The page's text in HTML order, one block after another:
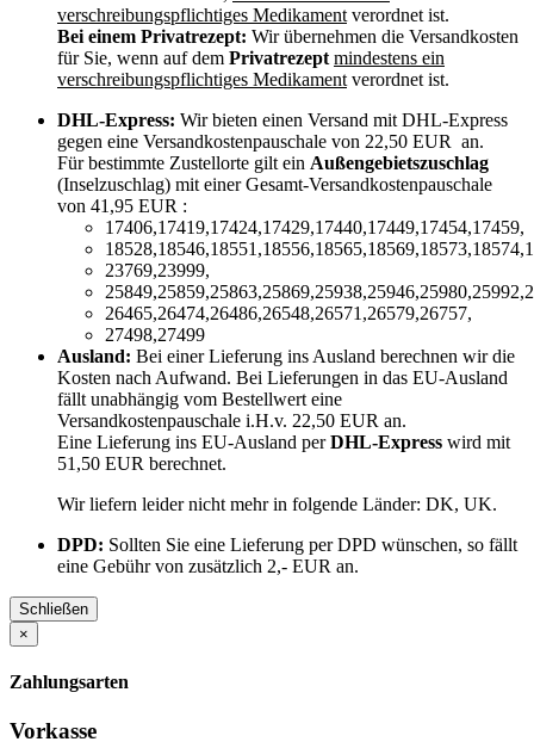
verschreibungspflichtiges Medikament verordnet ist.
Bei einem Privatrezept: Wir übernehmen die Versandkosten
für Sie, wenn auf dem Privatrezept mindestens ein
verschreibungspflichtiges Medikament verordnet ist.
DHL-Express: Wir bieten einen Versand mit DHL-Express
gegen eine Versandkostenpauschale von 22,50 EUR an.
Für bestimmte Zustellorte gilt ein Außengebietszuschlag
(Inselzuschlag) mit einer Gesamt-Versandkostenpauschale
von 41,95 EUR :
17406,17419,17424,17429,17440,17449,17454,17459,
23769,23999,
26465,26474,26486,26548,26571,26579,26757,
27498,27499
Ausland: Bei einer Lieferung ins Ausland berechnen wir die
Kosten nach Aufwand. Bei Lieferungen in das EU-Ausland
fällt unabhängig vom Bestellwert eine
Versandkostenpauschale i.H.v. 22,50 EUR an.
Eine Lieferung ins EU-Ausland perDHL-Express wird mit
51,50 EUR berechnet.
Wir liefern leider nicht mehr in folgende Länder: DK, UK.
DPD: Sollten Sie eine Lieferung per DPD wünschen, so fällt
eine Gebühr von zusätzlich 2,- EUR an.
Schließen
×
Zahlungsarten
Vorkasse